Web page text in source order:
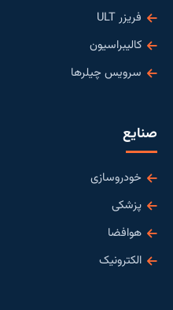
فریزر ULT
کالیبراسیون
سرویس چیلرها
صنایع
خودروسازی
پزشکی
هوافضا
الکترونیک